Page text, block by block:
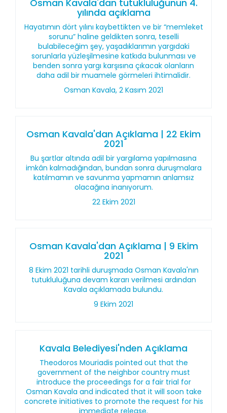
Osman Kavala'dan tutukluluğunun 4.
yılında açıklama
Hayatımın dört yılını kaybettikten ve bir “memleket
sorunu” haline geldikten sonra, teselli
bulabileceğim şey, yaşadıklarımın yargıdaki
sorunlarla yüzleşilmesine katkıda bulunması ve
benden sonra yargı karşısına çıkacak olanların
daha adil bir muamele görmeleri ihtimalidir.
Osman Kavala, 2 Kasım 2021
Osman Kavala'dan Açıklama | 22 Ekim
2021
Bu şartlar altında adil bir yargılama yapılmasına
imkân kalmadığından, bundan sonra duruşmalara
katılmamın ve savunma yapmamın anlamsız
olacağına inanıyorum.
22 Ekim 2021
Osman Kavala'dan Açıklama | 9 Ekim
2021
8 Ekim 2021 tarihli duruşmada Osman Kavala'nın
tutukluluğuna devam kararı verilmesi ardından
Kavala açıklamada bulundu.
9 Ekim 2021
Kavala Belediyesi'nden Açıklama
Theodoros Mouriadis pointed out that the
government of the neighbor country must
introduce the proceedings for a fair trial for
Osman Kavala and indicated that it will soon take
concrete initiatives to promote the request for his
immediate release.